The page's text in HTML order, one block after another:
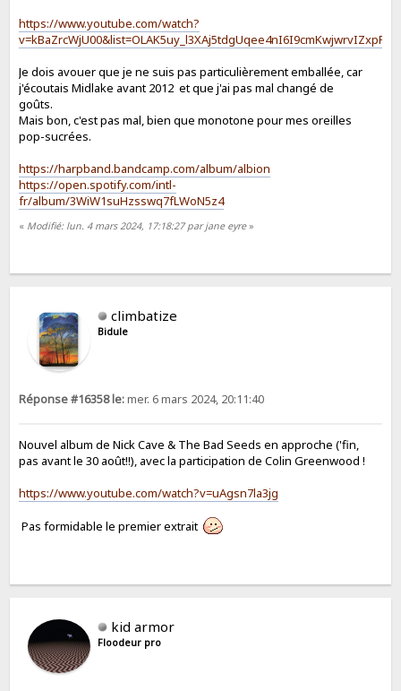
https://www.youtube.com/watch?
Je dois avouer que je ne suis pas particulièrement emballée, car
j'écoutais Midlake avant 2012 et que j'ai pas mal changé de
goûts.
Mais bon, c'est pas mal, bien que monotone pour mes oreilles
pop-sucrées.
https://harpband.bandcamp.com/album/albion
https://open.spotify.com/intl-
fr/album/3WiW1suHzsswq7fLWoN5z4
« Modifié: lun. 4 mars 2024, 17:18:27 par jane eyre»
climbatize
Bidule
Réponse #16358 le:mer. 6 mars 2024, 20:11:40
Nouvel album de Nick Cave & The Bad Seeds en approche ('fin,
pas avant le 30 août!!), avec la participation de Colin Greenwood !
https://www.youtube.com/watch?v=uAgsn7la3jg
Pas formidable le premier extrait
kid armor
Floodeur pro